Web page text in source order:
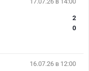
2
0
16.07.26 в 12:00